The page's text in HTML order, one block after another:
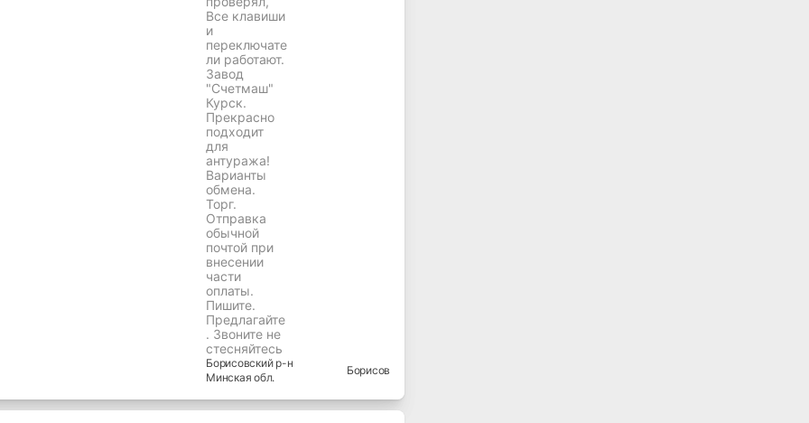
Настоящий
Артефакт.Ар
ифмометр
"Феликс"
советская
механическа
я счетная
машинка.
Работоспосо
бность не
проверял,
Все клавиши
и
переключате
ли работают.
Завод
"Счетмаш"
Курск.
Прекрасно
подходит
для
антуража!
Варианты
обмена.
Торг.
Отправка
обычной
почтой при
внесении